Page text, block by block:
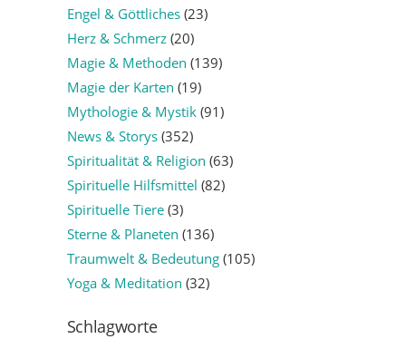
Engel & Göttliches(23)
Herz & Schmerz(20)
Magie & Methoden (139)
Magie der Karten (19)
Mythologie & Mystik(91)
News & Storys(352)
Spiritualität & Religion (63)
Spirituelle Hilfsmittel (82)
Spirituelle Tiere(3)
Sterne & Planeten (136)
Traumwelt & Bedeutung(105)
Yoga & Meditation (32)
Schlagworte